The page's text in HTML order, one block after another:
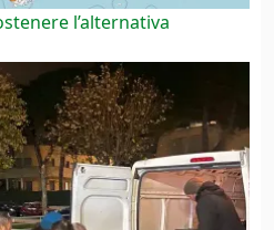
l’alternativa